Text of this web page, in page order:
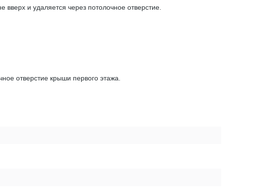
вверх и удаляется через потолочное отверстие.
отверстие крыши первого этажа.